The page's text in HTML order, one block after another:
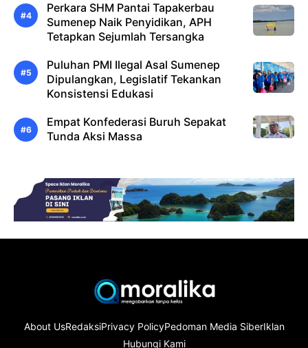
Perkara SHM Pantai Tapakerbau
Sumenep Naik Penyidikan, APH
Tetapkan Sejumlah Tersangka
Puluhan PMI Ilegal Asal Sumenep
Dipulangkan, Legislatif Tekankan
Konsistensi Edukasi
Empat Konfederasi Buruh Sepakat
Tunda Aksi Massa
About UsRedaksiPrivacy PolicyPedoman Media SiberIklan
Hubungi Kami